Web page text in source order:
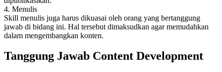
4. Menulis
Skill menulis juga harus dikuasai oleh orang yang bertanggung
jawab di bidang ini. Hal tersebut dimaksudkan agar memudahkan
dalam mengembangkan konten.
Tanggung Jawab Content Development